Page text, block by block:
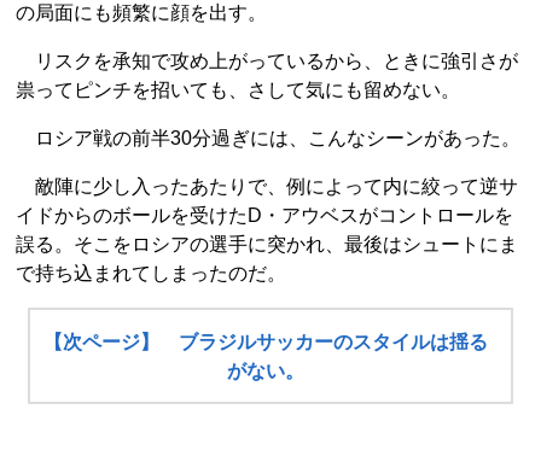
の局面にも頻繁に顔を出す。
リスクを承知で攻め上がっているから、ときに強引さが
祟ってピンチを招いても、さして気にも留めない。
ロシア戦の前半30分過ぎには、こんなシーンがあった。
敵陣に少し入ったあたりで、例によって内に絞って逆サ
イドからのボールを受けたD・アウベスがコントロールを
誤る。そこをロシアの選手に突かれ、最後はシュートにま
で持ち込まれてしまったのだ。
【次ページ】 ブラジルサッカーのスタイルは揺る
がない。